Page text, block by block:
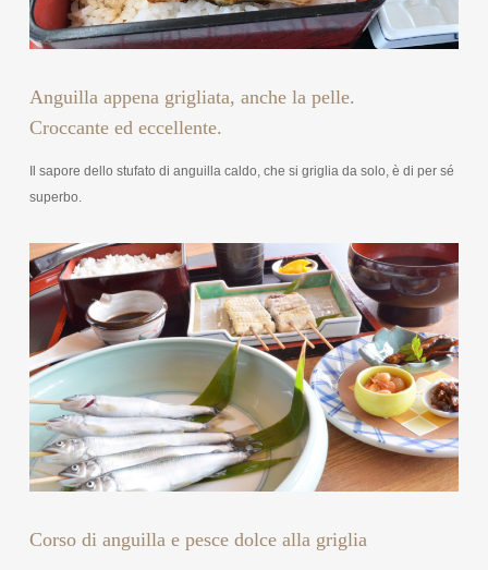
Anguilla appena grigliata, anche la pelle.
Croccante ed eccellente.
Il sapore dello stufato di anguilla caldo, che si griglia da solo, è di per sé
superbo.
Corso di anguilla e pesce dolce alla griglia